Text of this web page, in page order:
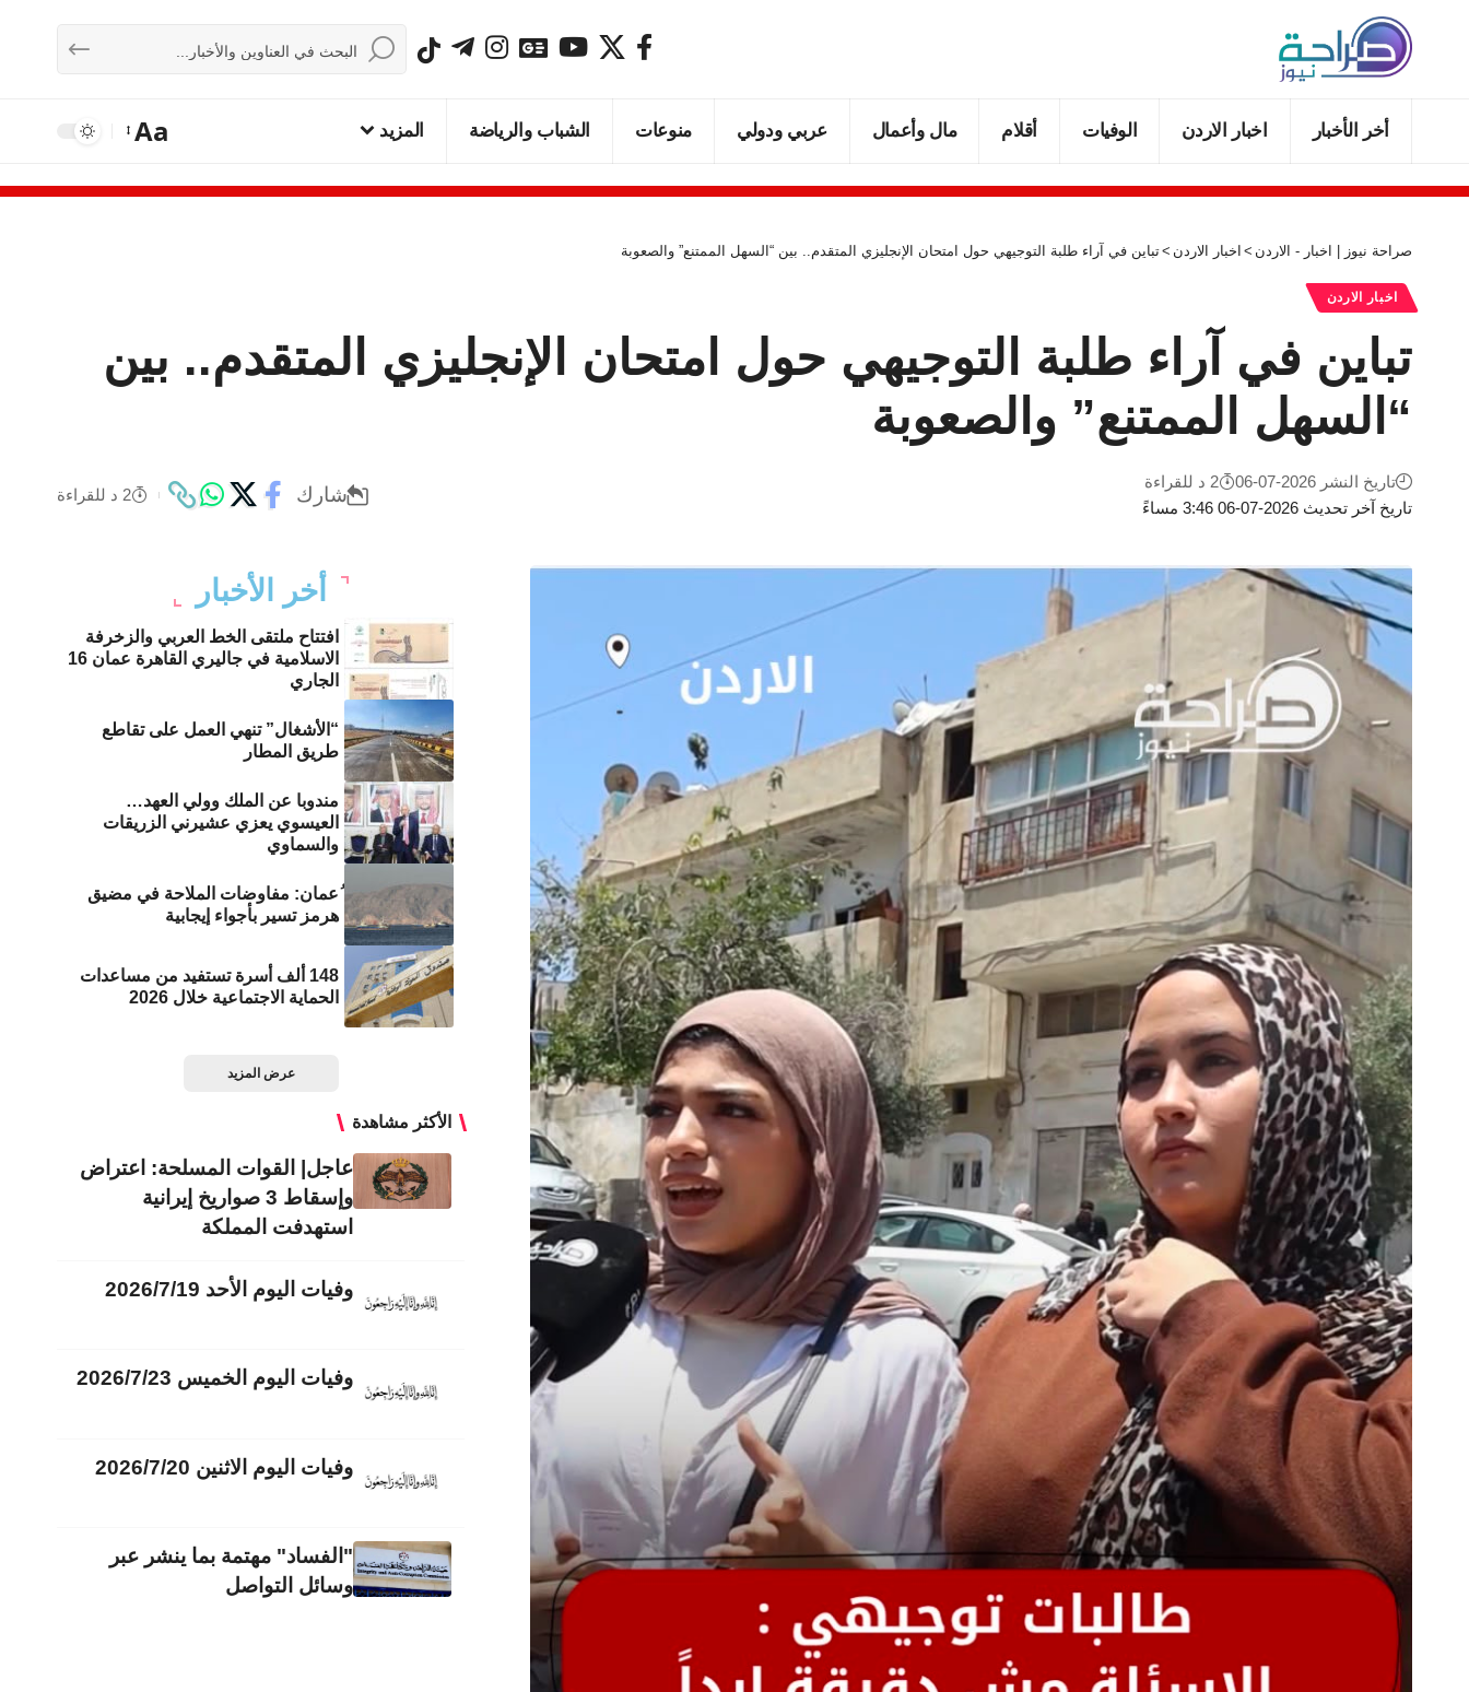
أخر الأخبار اخبار الاردن الوفيات أقلام مال وأعمال عربي ودولي منوعات الشباب والرياضة المزيد Aa
صراحة نيوز | اخبار - الاردن > اخبار الاردن >تباين في آراء طلبة التوجيهي حول امتحان الإنجليزي المتقدم.. بين “السهل الممتنع” والصعوبة
اخبار الاردن
تباين في آراء طلبة التوجيهي حول امتحان الإنجليزي المتقدم.. بين
“السهل الممتنع” والصعوبة
تاريخ آخر تحديث 2026-07-06 3:46 مساءً
تاريخ النشر 2026-07-06 2 د للقراءة
شارك 2 د للقراءة
أخر الأخبار
افتتاح ملتقى الخط العربي والزخرفة
الاسلامية في جاليري القاهرة عمان 16
الجاري
“الأشغال” تنهي العمل على تقاطع
طريق المطار
مندوبا عن الملك وولي العهد…
العيسوي يعزي عشيرني الزريقات
والسماوي
ُعمان: مفاوضات الملاحة في مضيق
هرمز تسير بأجواء إيجابية
148 ألف أسرة تستفيد من مساعدات
الحماية الاجتماعية خلال 2026
عرض المزيد
الأكثر مشاهدة
عاجل| القوات المسلحة: اعتراض
وإسقاط 3 صواريخ إيرانية
استهدفت المملكة
وفيات اليوم الأحد 2026/7/19
وفيات اليوم الخميس 2026/7/23
وفيات اليوم الاثنين 2026/7/20
"الفساد" مهتمة بما ينشر عبر
وسائل التواصل